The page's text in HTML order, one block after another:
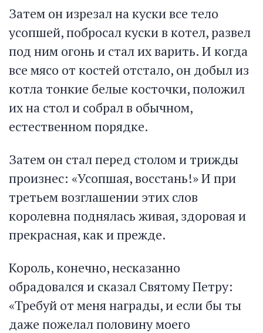
Затем он изрезал на куски все тело
усопшей, побросал куски в котел, развел
под ним огонь и стал их варить. И когда
все мясо от костей отстало, он добыл из
котла тонкие белые косточки, положил
их на стол и собрал в обычном,
естественном порядке.
Затем он стал перед столом и трижды
произнес: «Усопшая, восстань!» И при
третьем возглашении этих слов
королевна поднялась живая, здоровая и
прекрасная, как и прежде.
Король, конечно, несказанно
обрадовался и сказал Святому Петру:
«Требуй от меня награды, и если бы ты
даже пожелал половину моего